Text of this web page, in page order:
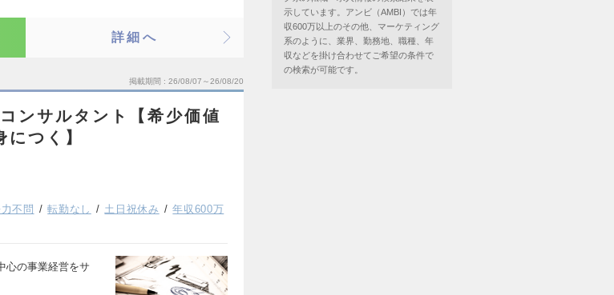
詳細へ
掲載期間 26/08/07～26/08/20
ンサルタント【希少価値
つく】
不問 転勤なし 土日祝休み
年収600万
心の事業経営をサ
示しています。アンビ（AMBI）では年
収600万以上のその他、マーケティング
系のように、業界、勤務地、職種、年
収などを掛け合わせてご希望の条件で
の検索が可能です。